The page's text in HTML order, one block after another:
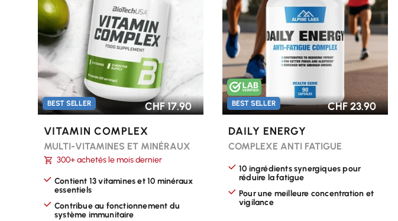
CHF 17.90
BEST SELLER
VITAMIN COMPLEX
MULTI-VITAMINES ET MINÉRAUX
300+ achetés le mois dernier
Contient 13 vitamines et 10 minéraux
essentiels
Contribue au fonctionnement du
système immunitaire
CHF 23.90
BEST SELLER
DAILY ENERGY
COMPLEXE ANTI FATIGUE
10 ingrédients synergiques pour
réduire la fatigue
Pour une meilleure concentration et
vigilance